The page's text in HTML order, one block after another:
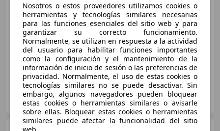
Executive
€ 21.600
Precio justo
08/2020 104.500 km Diésel 110 kW (150 CV)
Particular
ES-29670 Marbella
Nosotros o estos proveedores utilizamos cookies o
herramientas y tecnologías similares necesarias
para las funciones esenciales del sitio web y para
garantizar su correcto funcionamiento.
Normalmente, se utilizan en respuesta a la actividad
del usuario para habilitar funciones importantes
como la configuración y el mantenimiento de la
información de inicio de sesión o las preferencias de
privacidad. Normalmente, el uso de estas cookies o
tecnologías similares no se puede desactivar. Sin
embargo, algunos navegadores pueden bloquear
estas cookies o herramientas similares o avisarle
sobre ellas. Bloquear estas cookies o herramientas
similares puede afectar la funcionalidad del sitio
web.